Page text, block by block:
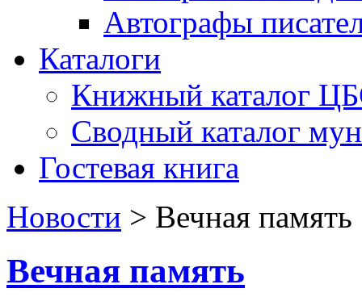
Автографы
Каталоги
Книжный каталог
Сводный каталог
Гостевая книга
Новости > Вечная память
Вечная память